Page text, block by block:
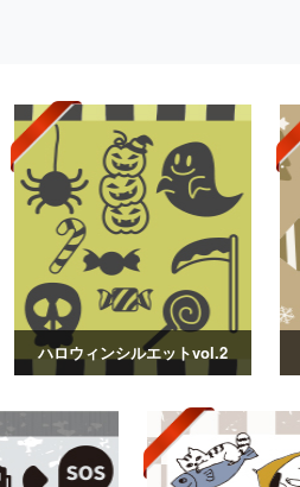
ハロウィンシルエットvol.2